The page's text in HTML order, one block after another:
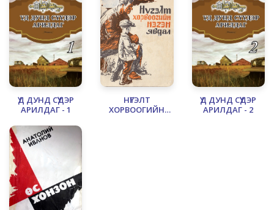
ҮД ДУНД СҮҮДЭР
АРИЛДАГ - 1
НҮГЭЛТ
ХОРВООГИЙН
ҮД ДУНД СҮҮДЭР
АРИЛДАГ - 2